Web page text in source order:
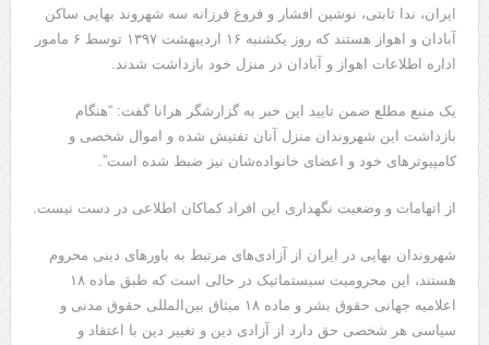
ایران، ندا ثابتی، نوشین افشار و فروغ فرزانه سه شهروند بهایی ساکن
آبادان و اهواز هستند که روز یکشنبه ۱۶ اردیبهشت ۱۳۹۷ توسط ۶ مامور
اداره اطلاعات اهواز و آبادان در منزل خود بازداشت شدند.
یک منبع مطلع ضمن تایید این خبر به گزارشگر هرانا گفت: “هنگام
بازداشت این شهروندان منزل آنان تفتیش شده و اموال شخصی و
کامپیوترهای خود و اعضای خانواده‌شان نیز ضبط شده است”.
از اتهامات و وضعیت نگهداری این افراد کماکان اطلاعی در دست نیست.
شهروندان بهایی در ایران از آزادی‌های مرتبط به باورهای دینی محروم
هستند، این محرومیت سیستماتیک در حالی است که طبق ماده ۱۸
اعلامیه جهانی حقوق بشر و ماده ۱۸ میثاق بین‌المللی حقوق مدنی و
سیاسی هر شخصی حق دارد از آزادی دین و تغییر دین با اعتقاد و